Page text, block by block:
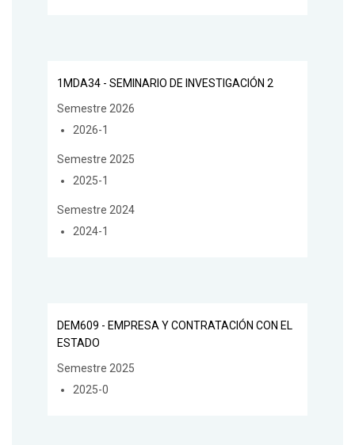
1MDA34 - SEMINARIO DE INVESTIGACIÓN 2
Semestre 2026
2026-1
Semestre 2025
2025-1
Semestre 2024
2024-1
DEM609 - EMPRESA Y CONTRATACIÓN CON EL
ESTADO
Semestre 2025
2025-0